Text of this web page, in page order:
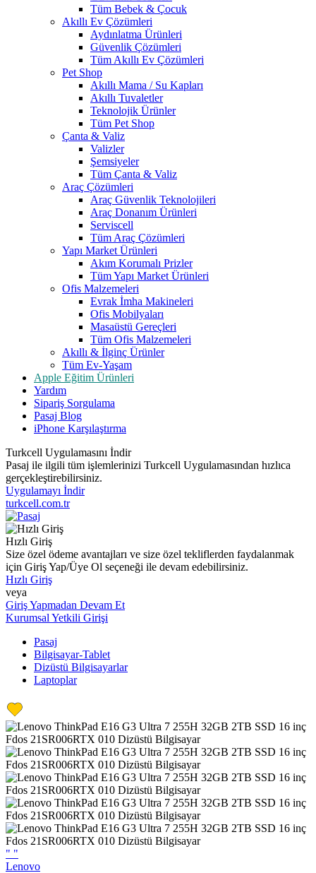
Tüm Bebek & Çocuk
Akıllı Ev Çözümleri
Aydınlatma Ürünleri
Güvenlik Çözümleri
Tüm Akıllı Ev Çözümleri
Pet Shop
Akıllı Mama / Su Kapları
Akıllı Tuvaletler
Teknolojik Ürünler
Tüm Pet Shop
Çanta & Valiz
Valizler
Şemsiyeler
Tüm Çanta & Valiz
Araç Çözümleri
Araç Güvenlik Teknolojileri
Araç Donanım Ürünleri
Serviscell
Tüm Araç Çözümleri
Yapı Market Ürünleri
Akım Korumalı Prizler
Tüm Yapı Market Ürünleri
Ofis Malzemeleri
Evrak İmha Makineleri
Ofis Mobilyaları
Masaüstü Gereçleri
Tüm Ofis Malzemeleri
Akıllı & İlginç Ürünler
Tüm Ev-Yaşam
Apple Eğitim Ürünleri
Yardım
Sipariş Sorgulama
Pasaj Blog
iPhone Karşılaştırma
Turkcell Uygulamasını İndir
Pasaj ile ilgili tüm işlemlerinizi Turkcell Uygulamasından hızlıca
gerçekleştirebilirsiniz.
Uygulamayı İndir
turkcell.com.tr
Hızlı Giriş
Size özel ödeme avantajları ve size özel tekliflerden faydalanmak
için Giriş Yap/Üye Ol seçeneği ile devam edebilirsiniz.
Hızlı Giriş
veya
Giriş Yapmadan Devam Et
Kurumsal Yetkili Girişi
Pasaj
Bilgisayar-Tablet
Dizüstü Bilgisayarlar
Laptoplar
" "
Lenovo